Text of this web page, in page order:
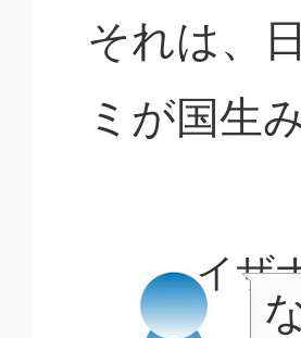
それは、
ミが国生
イザ